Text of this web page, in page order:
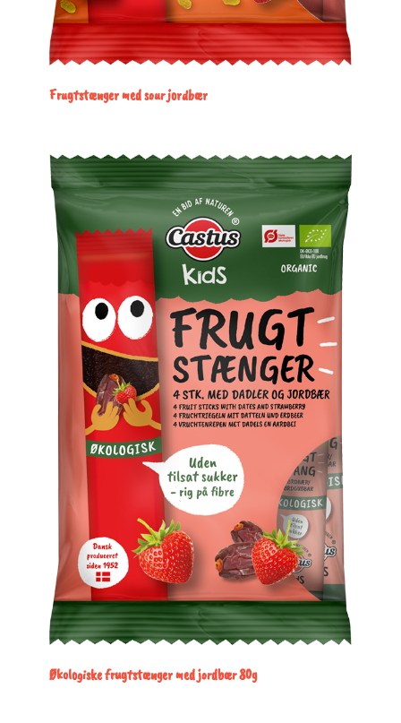
Frugtstænger med sour jordbær
Økologiske frugtstænger med jordbær 80g